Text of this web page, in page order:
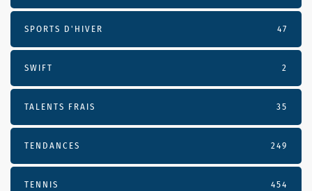
SPORTS D'HIVER 47
SWIFT 2
TALENTS FRAIS 35
TENDANCES 249
TENNIS 454